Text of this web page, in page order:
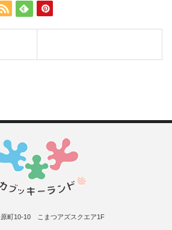
町10-10 こまつアズスクエア1F